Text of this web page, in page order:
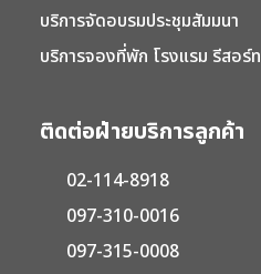
บริการจัดอบรมประชุมสัมมนา
บริการจองที่พัก โรงแรม รีสอร์ท
ติดต่อฝ่ายบริการลูกค้า
02-114-8918
097-310-0016
097-315-0008